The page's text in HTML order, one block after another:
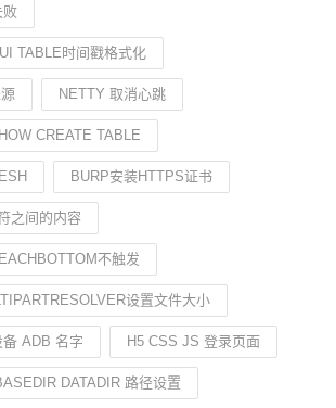
败
TABLE时间戳格式化
NETTY 取消心跳
CREATE TABLE
BURP安装HTTPS证书
之间的内容
不触发
设置文件大小
ADB 名字 H5 CSS JS 登录页面
DATADIR 路径设置